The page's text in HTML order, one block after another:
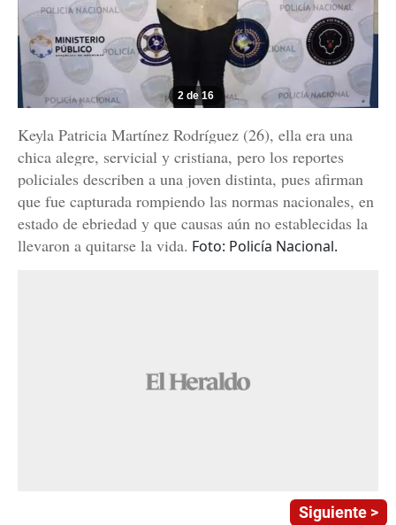
2 de 16
Keyla Patricia Martínez Rodríguez (26), ella era una
chica alegre, servicial y cristiana, pero los reportes
policiales describen a una joven distinta, pues afirman
que fue capturada rompiendo las normas nacionales, en
estado de ebriedad y que causas aún no establecidas la
llevaron a quitarse la vida. Foto: Policía Nacional.
Siguiente >